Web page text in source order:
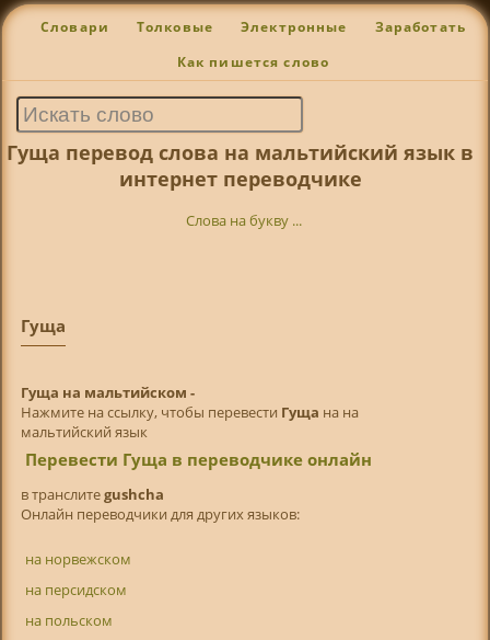
Словари Толковые Электронные Заработать
Как пишется слово
Гуща перевод слова на мальтийский язык в
интернет переводчике
Слова на букву ...
Гуща
Гуща на мальтийском -
Нажмите на ссылку, чтобы перевести Гуща на на
мальтийский язык
Перевести Гуща в переводчике онлайн
в транслитegushcha
Онлайн переводчики для других языков:
на норвежском
на персидском
на польском